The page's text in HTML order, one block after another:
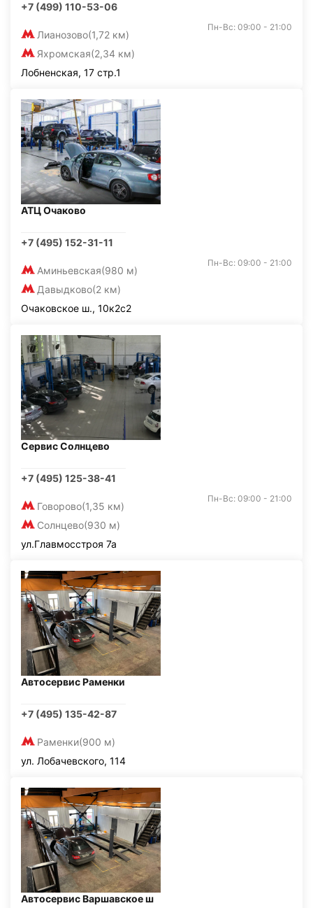
+7 (499) 110-53-06
Лианозово(1,72 км)
Яхромская(2,34 км)
Пн-Вс: 09:00 - 21:00
Лобненская, 17 стр.1
АТЦ Очаково
+7 (495) 152-31-11
Аминьевская(980 м)
Давыдково(2 км)
Пн-Вс: 09:00 - 21:00
Очаковское ш., 10к2с2
Сервис Солнцево
+7 (495) 125-38-41
Говорово(1,35 км)
Солнцево(930 м)
Пн-Вс: 09:00 - 21:00
ул.Главмосстроя 7а
Автосервис Раменки
+7 (495) 135-42-87
Раменки(900 м)
ул. Лобачевского, 114
Автосервис Варшавское ш